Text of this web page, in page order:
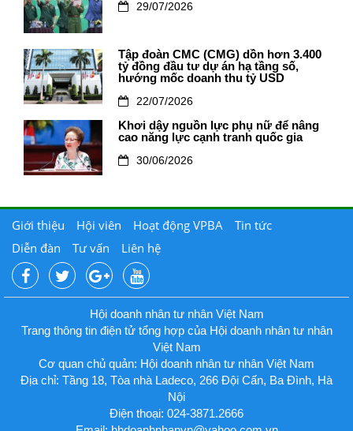
29/07/2026
Tập đoàn CMC (CMG) dồn hơn 3.400
tỷ đồng đầu tư dự án hạ tầng số,
hướng mốc doanh thu tỷ USD
22/07/2026
Khơi dậy nguồn lực phụ nữ để nâng
cao năng lực cạnh tranh quốc gia
30/06/2026
Giới thiệu Hội viên Hoạt động VPBA
Tin tức
Diễn đàn
Tư vấn Liên hệ
Hội doanh nhân tư nhân Việt Nam
Trang thông tin điện tử tổng hợp của Hội doanh nhân tư nhân
Việt Nam
Cơ quan chủ quản: Hội doanh nhân tư nhân Việt Nam
Địa chỉ: Tầng 18, Tòa nhà Ladeco, 266 Đội Cấn, Ba Đình, Hà
Nội
Điện thoại: 024-3871.2666